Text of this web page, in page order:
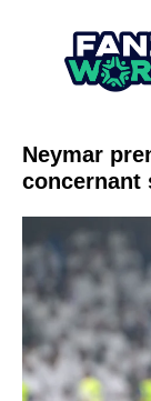
Neymar
concernant